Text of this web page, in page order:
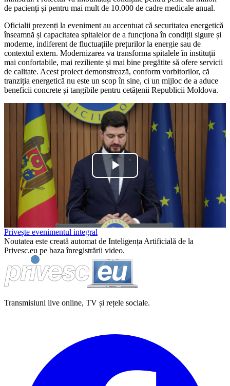
de pacienți și pentru mai mult de 10.000 de cadre medicale anual.
Oficialii prezenți la eveniment au accentuat că securitatea energetică
înseamnă și capacitatea spitalelor de a funcționa în condiții sigure și
moderne, indiferent de fluctuațiile prețurilor la energie sau de
contextul extern. Modernizarea va transforma spitalele în instituții
mai confortabile, mai reziliente și mai bine pregătite să ofere servicii
de calitate. Acest proiect demonstrează, conform vorbitorilor, că
tranziția energetică nu este un scop în sine, ci un mijloc de a aduce
beneficii concrete și tangibile pentru cetățenii Republicii Moldova.
Play
Video
Privește evenimentul integral
Noutatea este creată automat de Inteligența Artificială de la
Privesc.eu pe baza înregistrării video.
Transmisiuni live online, TV și rețele sociale.